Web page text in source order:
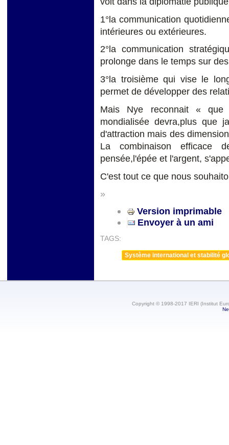
1°la communication
intérieures ou extérieures.
2°la communication
prolonge dans le temps sur
3°la troisième qui vise le
permet de développer des
Mais Nye reconnait « que
mondialisée devra,plus que
d'attraction mais des
La combinaison efficace
pensée,l'épée et l'argent,
C'est tout ce que nous
»
Version imprimable
Envoyer à un ami
TAGS:
Système international et stabilité
Copyright © 1998-2017 IERI (Institut